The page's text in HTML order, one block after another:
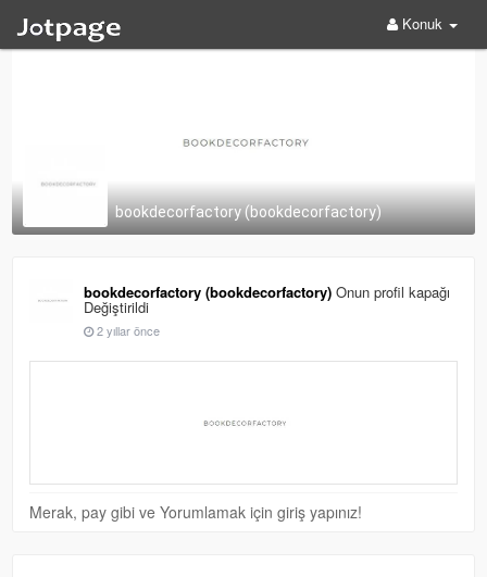
Konuk
bookdecorfactory (bookdecorfactory)
bookdecorfactory (bookdecorfactory) Onun profil kapağı
Değiştirildi
2 yıllar önce
Merak, pay gibi ve Yorumlamak için giriş yapınız!